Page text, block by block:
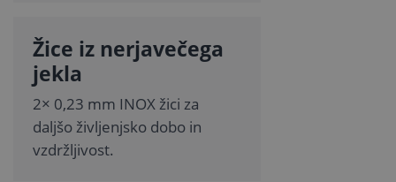
Žice iz nerjavečega
jekla
2× 0,23 mm INOX žici za
daljšo življenjsko dobo in
vzdržljivost.